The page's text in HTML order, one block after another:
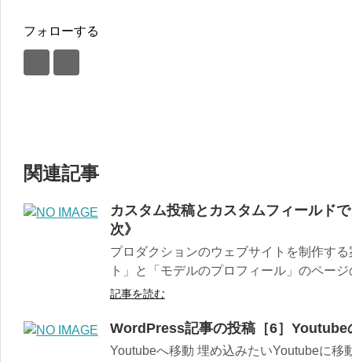
フォローする
関連記事
カスタム投稿とカスタムフィールド
次》
プロダクションのウェブサイトを制作す
ト」と「モデルのプロフィール」のペー
記事を読む
WordPress記事の投稿［6］Youtube
Youtubeへ移動 埋め込みたいYoutubeに移